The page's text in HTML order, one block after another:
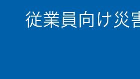
従業員向け災